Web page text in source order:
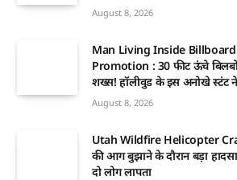
August 8, 2026
Man Living Inside
Promotion : 30 फीट ऊंचे
शख्स! हॉलीवुड के इस अनोखे स्टंट
August 8, 2026
Utah Wildfire Helicopter
की आग बुझाने के दौरान बड़ा
दो लोग लापता